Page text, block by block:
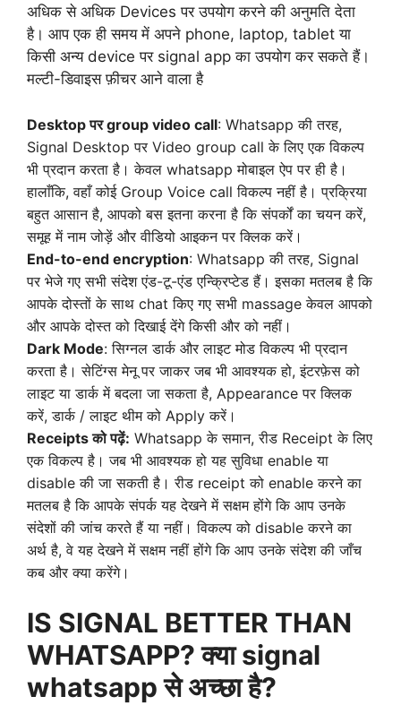
अधिक से अधिक Devices पर उपयोग करने की अनुमति देता
है। आप एक ही समय में अपने phone, laptop, tablet या
किसी अन्य device पर signal app का उपयोग कर सकते हैं।
मल्टी-डिवाइस फ़ीचर आने वाला है
Desktop पर group video call: Whatsapp की तरह,
Signal Desktop पर Video group call के लिए एक विकल्प
भी प्रदान करता है। केवल whatsapp मोबाइल ऐप पर ही है।
हालाँकि, वहाँ कोई Group Voice call विकल्प नहीं है। प्रक्रिया
बहुत आसान है, आपको बस इतना करना है कि संपर्कों का चयन करें,
समूह में नाम जोड़ें और वीडियो आइकन पर क्लिक करें।
End-to-end encryption: Whatsapp की तरह, Signal
पर भेजे गए सभी संदेश एंड-टू-एंड एन्क्रिप्टेड हैं। इसका मतलब है कि
आपके दोस्तों के साथ chat किए गए सभी massage केवल आपको
और आपके दोस्त को दिखाई देंगे किसी और को नहीं।
Dark Mode: सिग्नल डार्क और लाइट मोड विकल्प भी प्रदान
करता है। सेटिंग्स मेनू पर जाकर जब भी आवश्यक हो, इंटरफ़ेस को
लाइट या डार्क में बदला जा सकता है, Appearance पर क्लिक
करें, डार्क / लाइट थीम को Apply करें।
Receiptsको पढ़ें: Whatsapp के समान, रीड Receipt के लिए
एक विकल्प है। जब भी आवश्यक हो यह सुविधा enable या
disable की जा सकती है। रीड receipt को enable करने का
मतलब है कि आपके संपर्क यह देखने में सक्षम होंगे कि आप उनके
संदेशों की जांच करते हैं या नहीं। विकल्प को disable करने का
अर्थ है, वे यह देखने में सक्षम नहीं होंगे कि आप उनके संदेश की जाँच
कब और क्या करेंगे।
IS SIGNAL BETTER THAN
WHATSAPP? क्या signal
whatsapp से अच्छा है?